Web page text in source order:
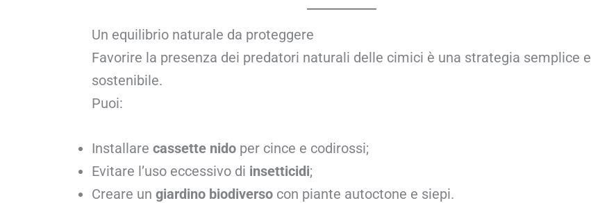
Un equilibrio naturale da proteggere
Favorire la presenza dei predatori naturali delle cimici è una strategia semplice e
sostenibile.
Puoi:
Installare cassette nido per cince e codirossi;
Evitare l’uso eccessivo di insetticidi;
Creare un giardino biodiverso con piante autoctone e siepi.